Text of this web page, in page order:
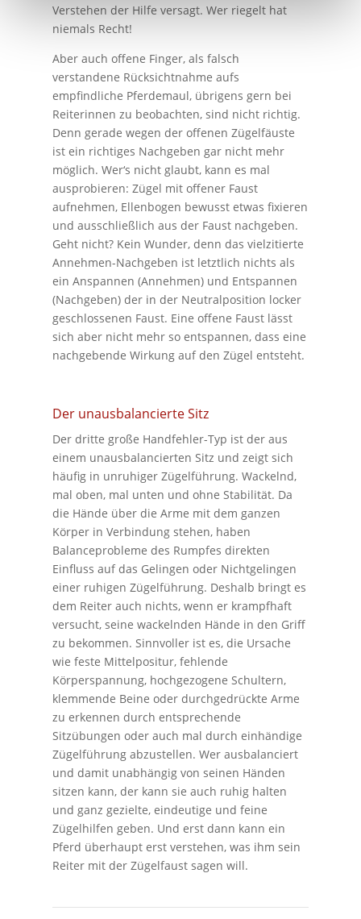
Verstehen der Hilfe versagt. Wer riegelt hat
niemals Recht!
Aber auch offene Finger, als falsch
verstandene Rücksichtnahme aufs
empfindliche Pferdemaul, übrigens gern bei
Reiterinnen zu beobachten, sind nicht richtig.
Denn gerade wegen der offenen Zügelfäuste
ist ein richtiges Nachgeben gar nicht mehr
möglich. Wer‘s nicht glaubt, kann es mal
ausprobieren: Zügel mit offener Faust
aufnehmen, Ellenbogen bewusst etwas fixieren
und ausschließlich aus der Faust nachgeben.
Geht nicht? Kein Wunder, denn das vielzitierte
Annehmen-Nachgeben ist letztlich nichts als
ein Anspannen (Annehmen) und Entspannen
(Nachgeben) der in der Neutralposition locker
geschlossenen Faust. Eine offene Faust lässt
sich aber nicht mehr so entspannen, dass eine
nachgebende Wirkung auf den Zügel entsteht.
Der unausbalancierte Sitz
Der dritte große Handfehler-Typ ist der aus
einem unausbalancierten Sitz und zeigt sich
häufig in unruhiger Zügelführung. Wackelnd,
mal oben, mal unten und ohne Stabilität. Da
die Hände über die Arme mit dem ganzen
Körper in Verbindung stehen, haben
Balanceprobleme des Rumpfes direkten
Einfluss auf das Gelingen oder Nichtgelingen
einer ruhigen Zügelführung. Deshalb bringt es
dem Reiter auch nichts, wenn er krampfhaft
versucht, seine wackelnden Hände in den Griff
zu bekommen. Sinnvoller ist es, die Ursache
wie feste Mittelpositur, fehlende
Körperspannung, hochgezogene Schultern,
klemmende Beine oder durchgedrückte Arme
zu erkennen durch entsprechende
Sitzübungen oder auch mal durch einhändige
Zügelführung abzustellen. Wer ausbalanciert
und damit unabhängig von seinen Händen
sitzen kann, der kann sie auch ruhig halten
und ganz gezielte, eindeutige und feine
Zügelhilfen geben. Und erst dann kann ein
Pferd überhaupt erst verstehen, was ihm sein
Reiter mit der Zügelfaust sagen will.